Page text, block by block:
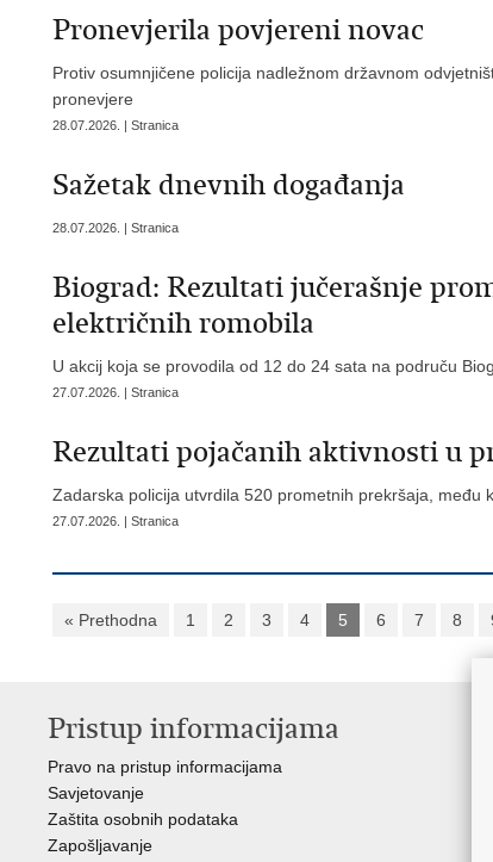
Pronevjerila povjereni novac
Protiv osumnjičene policija nadležnom državnom
pronevjere
28.07.2026. | Stranica
Sažetak dnevnih događanja
28.07.2026. | Stranica
Biograd: Rezultati jučerašnje
električnih romobila
U akcij koja se provodila od 12 do 24 sata na područu
27.07.2026. | Stranica
​Rezultati pojačanih aktivnosti u
Zadarska policija utvrdila 520 prometnih prekršaja, među
27.07.2026. | Stranica
« Prethodna 1 2 3 4 5 6 7 8
Pristup informacijama
Pravo na pristup informacijama
Savjetovanje
Zaštita osobnih podataka
Zapošljavanje